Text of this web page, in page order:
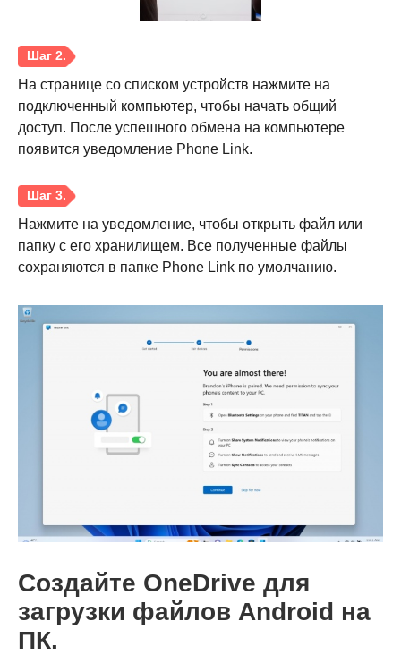
Шаг 1.
На странице со списком устройств нажмите на
подключенный компьютер, чтобы начать общий
доступ. После успешного обмена на компьютере
появится уведомление Phone Link.
Нажмите на уведомление, чтобы открыть файл или
папку с его хранилищем. Все полученные файлы
сохраняются в папке Phone Link по умолчанию.
Создайте OneDrive для
загрузки файлов Android на
ПК.